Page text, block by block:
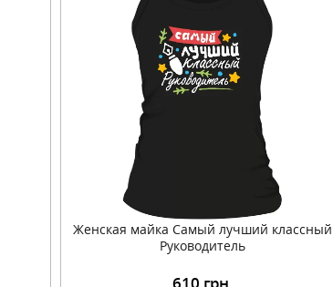
Женская майка Самый лучший классный
Руководитель
610 грн.